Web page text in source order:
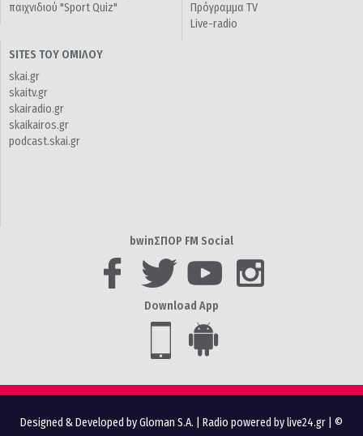
παιχνιδιού "Sport Quiz"
Πρόγραμμα TV
Live-radio
SITES ΤΟΥ ΟΜΙΛΟΥ
skai.gr
skaitv.gr
skairadio.gr
skaikairos.gr
podcast.skai.gr
bwinΣΠΟΡ FM Social
Download App
Designed & Developed by Gloman S.A. Radio powered by live24.gr | ©